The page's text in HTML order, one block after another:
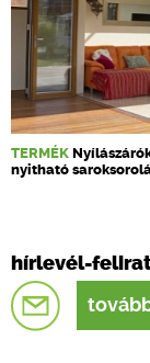
TERMÉK
nyitható
hírlevél-